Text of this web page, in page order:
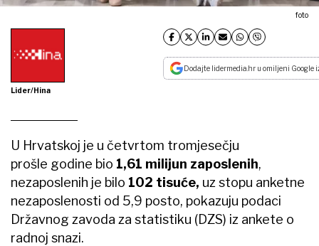
foto
Lider/Hina
Dodajte lidermedia.hr u omiljeni Google
U Hrvatskoj je u četvrtom tromjesečju
prošle godine bio 1,61 milijun zaposlenih,
nezaposlenih je bilo 102 tisuće, uz stopu anketne
nezaposlenosti od 5,9 posto, pokazuju podaci
Državnog zavoda za statistiku (DZS) iz ankete o
radnoj snazi.